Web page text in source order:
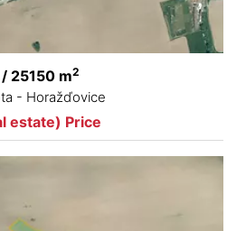
25150 m2
- Horažďovice
estate) Price